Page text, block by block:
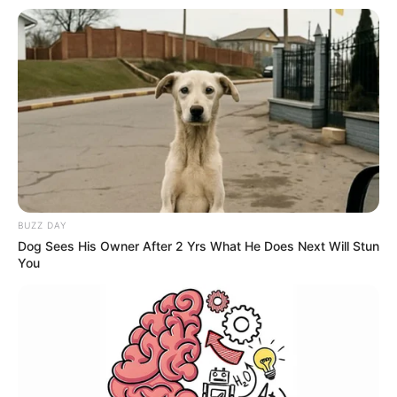
vetores, como na prevenção da dengue e de outras arboviroses,
reforçando a presença doEstado nas comunidades
Objetivos dos repasses e desafios locais
Os repasses federais visamnão só garantir o pagamento do
, mas também reduzir desigualdades regionais no
financiamento à saúde e fortalecer a capacidadedos
municípios paulistas de manter serviços essenciais.
A destinação apropriada desses recursos depende da gestão local,
que precisa assegurar que os
fins previstos em leie conforme regras do SUS, promovendo
BUZZ DAY
Dog Sees His Owner After 2 Yrs What He Does Next Will Stun
You